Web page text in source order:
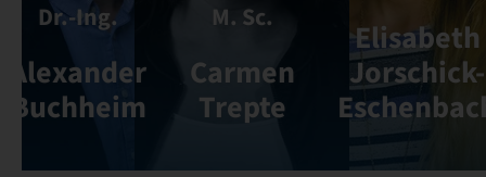
Dr.-Ing.
Alexander
Buchheim
M. Sc.
Carmen
Trepte
Elisabeth
Jorschick-